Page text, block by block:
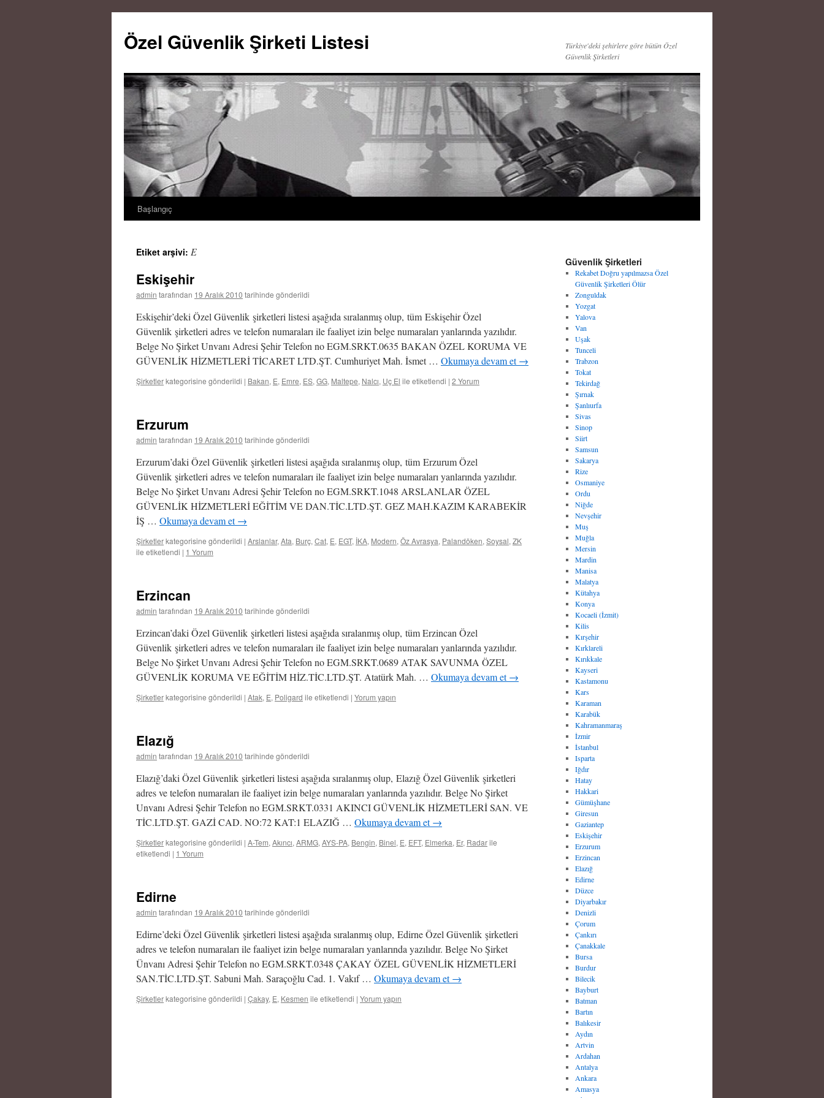
Özel Güvenlik Şirketi Listesi
Türkiye'deki şehirlere göre bütün Özel
Güvenlik Şirketleri
İçeriğe
Başlangıç
Etiket arşivi: E
Eskişehir
admin tarafından 19 Aralık 2010 tarihinde gönderildi
Eskişehir’deki Özel Güvenlik şirketleri listesi aşağıda sıralanmış olup, tüm Eskişehir Özel
Güvenlik şirketleri adres ve telefon numaraları ile faaliyet izin belge numaraları yanlarında yazılıdır.
Belge No Şirket Unvanı Adresi Şehir Telefon no EGM.SRKT.0635 BAKAN ÖZEL KORUMA VE
GÜVENLİK HİZMETLERİ TİCARET LTD.ŞT. Cumhuriyet Mah. İsmet … Okumaya devam et→
Şirketlerkategorisine gönderildi | Bakan, E, Emre, ES, GG, Maltepe, Nalcı, Uç El ile etiketlendi | 2 Yorum
Erzurum
admin tarafından 19 Aralık 2010 tarihinde gönderildi
Erzurum’daki Özel Güvenlik şirketleri listesi aşağıda sıralanmış olup, tüm Erzurum Özel
Güvenlik şirketleri adres ve telefon numaraları ile faaliyet izin belge numaraları yanlarında yazılıdır.
Belge No Şirket Unvanı Adresi Şehir Telefon no EGM.SRKT.1048 ARSLANLAR ÖZEL
GÜVENLİK HİZMETLERİ EĞİTİM VE DAN.TİC.LTD.ŞT. GEZ MAH.KAZIM KARABEKİR
İŞ … Okumaya devam et→
Şirketlerkategorisine gönderildi | Arslanlar, Ata, Burç, Cat, E, EGT, İKA, Modern, Öz Avrasya, Palandöken, Soysal, ZK
ile etiketlendi | 1 Yorum
Erzincan
admin tarafından 19 Aralık 2010 tarihinde gönderildi
Erzincan’daki Özel Güvenlik şirketleri listesi aşağıda sıralanmış olup, tüm Erzincan Özel
Güvenlik şirketleri adres ve telefon numaraları ile faaliyet izin belge numaraları yanlarında yazılıdır.
Belge No Şirket Unvanı Adresi Şehir Telefon no EGM.SRKT.0689 ATAK SAVUNMA ÖZEL
GÜVENLİK KORUMA VE EĞİTİM HİZ.TİC.LTD.ŞT. Atatürk Mah. … Okumaya devam et→
Şirketlerkategorisine gönderildi | Atak, E, Poligard ile etiketlendi | Yorum yapın
Elazığ
admin tarafından 19 Aralık 2010 tarihinde gönderildi
Elazığ’daki Özel Güvenlik şirketleri listesi aşağıda sıralanmış olup, Elazığ Özel Güvenlik şirketleri
adres ve telefon numaraları ile faaliyet izin belge numaraları yanlarında yazılıdır. Belge No Şirket
Unvanı Adresi Şehir Telefon no EGM.SRKT.0331 AKINCI GÜVENLİK HİZMETLERİ SAN. VE
TİC.LTD.ŞT. GAZİ CAD. NO:72 KAT:1 ELAZIĞ … Okumaya devam et→
Şirketlerkategorisine gönderildi | A-Tem, Akıncı, ARMG, AYS-PA, Bengin, Binel, E, EFT, Elmerka, Er, Radarile
etiketlendi | 1 Yorum
Edirne
admin tarafından 19 Aralık 2010 tarihinde gönderildi
Edirne’deki Özel Güvenlik şirketleri listesi aşağıda sıralanmış olup, Edirne Özel Güvenlik şirketleri
adres ve telefon numaraları ile faaliyet izin belge numaraları yanlarında yazılıdır. Belge No Şirket
Ünvanı Adresi Şehir Telefon no EGM.SRKT.0348 ÇAKAY ÖZEL GÜVENLİK HİZMETLERİ
SAN.TİC.LTD.ŞT. Sabuni Mah. Saraçoğlu Cad. 1. Vakıf … Okumaya devam et→
Şirketlerkategorisine gönderildi | Çakay, E, Kesmen ile etiketlendi | Yorum yapın
Güvenlik Şirketleri
Rekabet Doğru yapılmazsa Özel
Güvenlik Şirketleri Ölür
Zonguldak
Yozgat
Yalova
Van
Uşak
Tunceli
Trabzon
Tokat
Tekirdağ
Şırnak
Şanlıurfa
Sivas
Sinop
Siirt
Samsun
Sakarya
Rize
Osmaniye
Ordu
Niğde
Nevşehir
Muş
Muğla
Mersin
Mardin
Manisa
Malatya
Kütahya
Konya
Kocaeli (İzmit)
Kilis
Kırşehir
Kırklareli
Kırıkkale
Kayseri
Kastamonu
Kars
Karaman
Karabük
Kahramanmaraş
İzmir
İstanbul
Isparta
Iğdır
Hatay
Hakkari
Gümüşhane
Giresun
Gaziantep
Eskişehir
Erzurum
Erzincan
Elazığ
Edirne
Düzce
Diyarbakır
Denizli
Çorum
Çankırı
Çanakkale
Bursa
Burdur
Bilecik
Bayburt
Batman
Bartın
Balıkesir
Aydın
Artvin
Ardahan
Antalya
Ankara
Amasya